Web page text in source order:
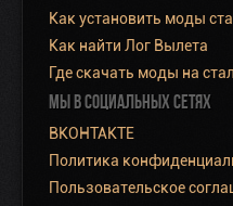
Как установить моды
Как найти Лог Вылета
Где скачать моды на
МЫ В СОЦИАЛЬНЫХ СЕТЯХ
ВКОНТАКТЕ
Политика
Пользовательское